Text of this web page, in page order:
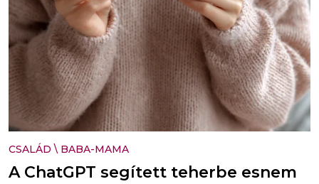
CSALÁD \ BABA-MAMA
A ChatGPT segített teherbe esnem